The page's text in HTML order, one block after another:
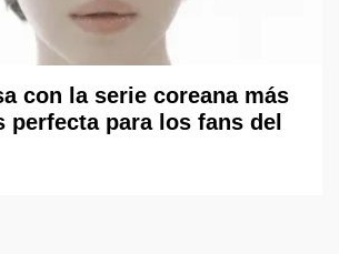
con la serie coreana más
perfecta para los fans del